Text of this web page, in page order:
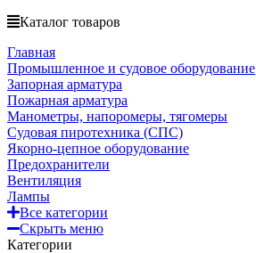
Каталог товаров
Главная
Промышленное и судовое оборудование
Запорная арматура
Пожарная арматура
Манометры, напоромеры, тягомеры
Судовая пиротехника (СПС)
Якорно-цепное оборудование
Предохранители
Вентиляция
Лампы
Все категории
Скрыть меню
Категории